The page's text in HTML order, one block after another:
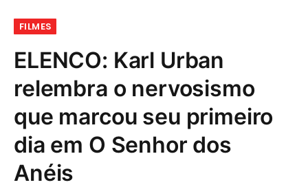
FILMES
ELENCO: Karl Urban
relembra o nervosismo
que marcou seu primeiro
dia em O Senhor dos
Anéis